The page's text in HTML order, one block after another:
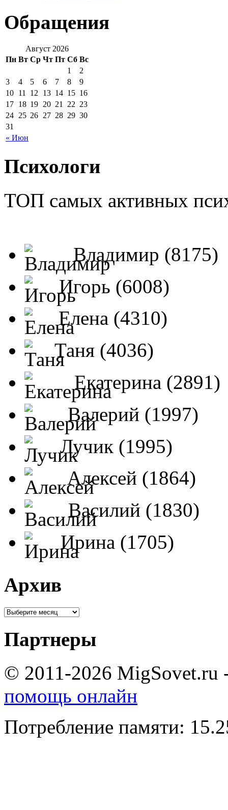
Обращения
Август 2026
Пн Вт Ср Чт Пт Сб Вс
« Июн
1
2
3
4 5 6 7 8
9
10 11 12 13 14 15 16
17 18 19 20 21 22 23
24 25 26 27 28 29 30
31
Психологи
ТОП самых активных
Владимир (8175)
Игорь (6008)
Елена (4310)
Таня (4036)
Екатерина (2891)
Валерий (1997)
Лучик (1995)
Алексей (1864)
Василий (1830)
Ирина (1705)
Архив
Партнеры
© 2011-2026 MigSovet.ru
помощь онлайн
Потребление памяти: